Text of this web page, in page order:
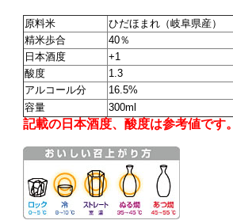
原料米
ひだほまれ（岐阜県産）
精米歩合
40％
日本酒度
+1
酸度
1.3
アルコール分
16.5%
容量
300ml
記載の日本酒度、酸度は参考値です